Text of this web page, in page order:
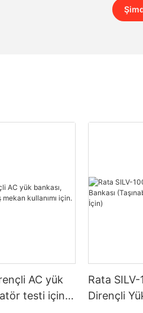
AC yük
testi için
Rata
Dirençli